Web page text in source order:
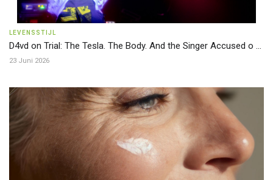
LEVENSSTIJL
D4vd on Trial: The Tesla. The Body. And the Singer Accused o ...
23 Juni 2026